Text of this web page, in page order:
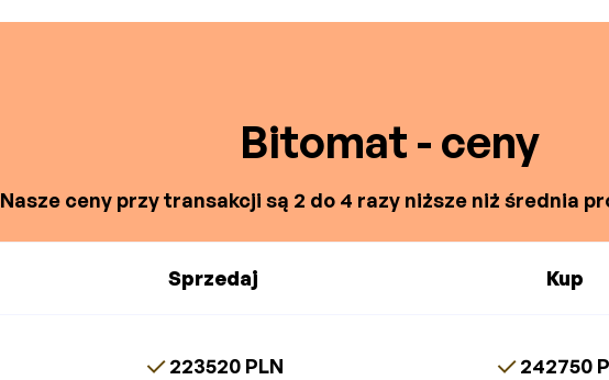
Bitomat - ceny
Nasze ceny przy transakcji są 2 do 4 razy niższe niż średnia
Sprzedaj Kup
223520 PLN 242750